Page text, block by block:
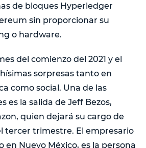
de bloques Hyperledger
sin proporcionar su
o hardware.
del comienzo del 2021 y el
sorpresas tanto en
como social. Una de las
es la salida de Jeff Bezos,
quien dejará su cargo de
tercer trimestre. El empresario
en Nuevo México, es la persona